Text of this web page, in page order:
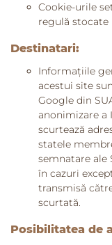
Cookie-urile
regulă stocate
Destinatari:
Informațiile
acestui site
Google din
anonimizare a
scurtează
statele
semnatare ale
în cazuri
transmisă
scurtată.
Posibilitatea de